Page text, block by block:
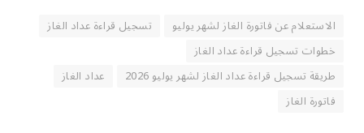
الاستعلام عن فاتورة الغاز لشهر يوليو
تسجيل قراءة عداد الغاز
خطوات تسجيل قراءة عداد الغاز
طريقة تسجيل قراءة عداد الغاز لشهر يوليو 2026
عداد الغاز
فاتورة الغاز